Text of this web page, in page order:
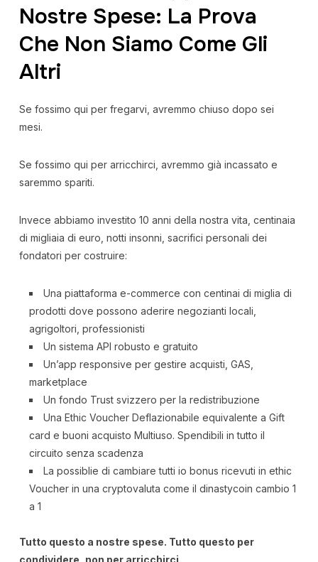
Nostre Spese: La Prova
Che Non Siamo Come Gli
Altri
Se fossimo qui per fregarvi, avremmo chiuso dopo sei
mesi.
Se fossimo qui per arricchirci, avremmo già incassato e
saremmo spariti.
Invece abbiamo investito 10 anni della nostra vita, centinaia
di migliaia di euro, notti insonni, sacrifici personali dei
fondatori per costruire:
Una piattaforma e-commerce con centinai di miglia di
prodotti dove possono aderire negozianti locali,
agrigoltori, professionisti
Un sistema API robusto e gratuito
Un’app responsive per gestire acquisti, GAS,
marketplace
Un fondo Trust svizzero per la redistribuzione
Una Ethic Voucher Deflazionabile equivalente a Gift
card e buoni acquisto Multiuso. Spendibili in tutto il
circuito senza scadenza
La possiblie di cambiare tutti io bonus ricevuti in ethic
Voucher in una cryptovaluta come il dinastycoin cambio 1
a 1
Tutto questo a nostre spese. Tutto questo per